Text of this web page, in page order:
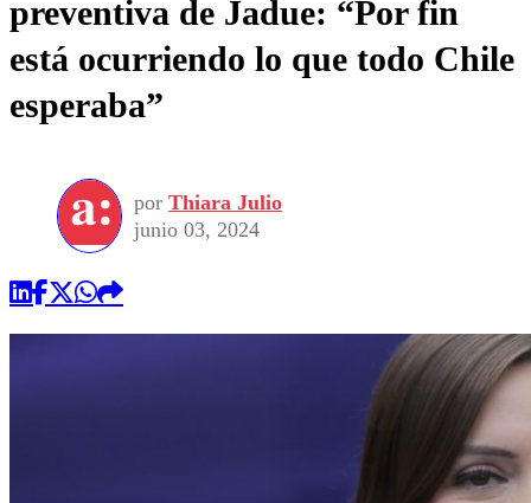
preventiva de Jadue: “Por fin
está ocurriendo lo que todo Chile
esperaba”
por Thiara Julio
junio 03, 2024